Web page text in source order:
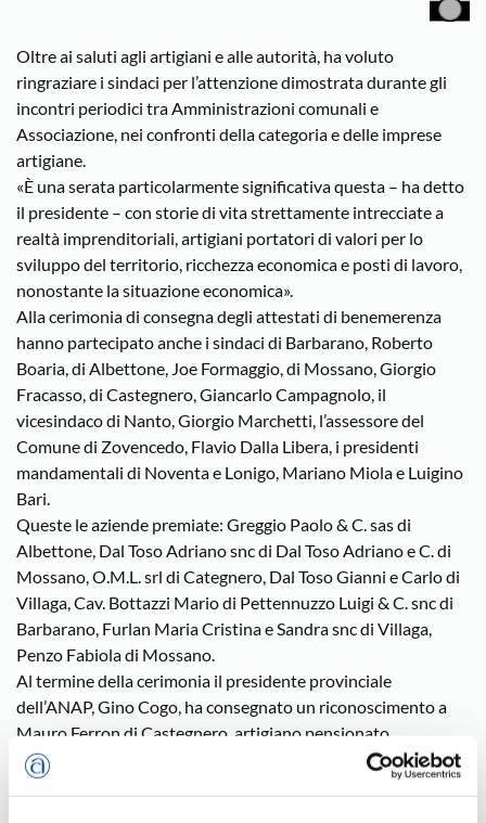
Oltre ai saluti agli artigiani e alle autorità, ha voluto
ringraziare i sindaci per l’attenzione dimostrata durante gli
incontri periodici tra Amministrazioni comunali e
Associazione, nei confronti della categoria e delle imprese
artigiane.
«È una serata particolarmente significativa questa – ha detto
il presidente – con storie di vita strettamente intrecciate a
realtà imprenditoriali, artigiani portatori di valori per lo
sviluppo del territorio, ricchezza economica e posti di lavoro,
nonostante la situazione economica».
Alla cerimonia di consegna degli attestati di benemerenza
hanno partecipato anche i sindaci di Barbarano, Roberto
Boaria, di Albettone, Joe Formaggio, di Mossano, Giorgio
Fracasso, di Castegnero, Giancarlo Campagnolo, il
vicesindaco di Nanto, Giorgio Marchetti, l’assessore del
Comune di Zovencedo, Flavio Dalla Libera, i presidenti
mandamentali di Noventa e Lonigo, Mariano Miola e Luigino
Bari.
Queste le aziende premiate: Greggio Paolo & C. sas di
Albettone, Dal Toso Adriano snc di Dal Toso Adriano e C. di
Mossano, O.M.L. srl di Categnero, Dal Toso Gianni e Carlo di
Villaga, Cav. Bottazzi Mario di Pettennuzzo Luigi & C. snc di
Barbarano, Furlan Maria Cristina e Sandra snc di Villaga,
Penzo Fabiola di Mossano.
Al termine della cerimonia il presidente provinciale
dell’ANAP, Gino Cogo, ha consegnato un riconoscimento a
Mauro Ferron di Castegnero, artigiano pensionato,
particolarmente attivo nel sociale con il gruppo di Protezione
Civile di Noventa, che ha prestato servizio durante gli ultimi